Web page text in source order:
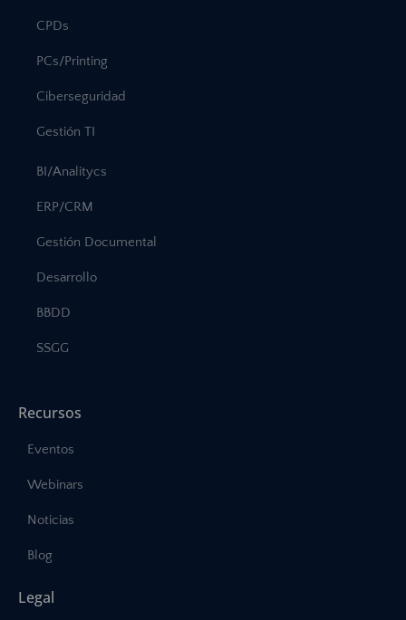
CPDs
PCs/Printing
Ciberseguridad
Gestión TI
BI/Analitycs
ERP/CRM
Gestión Documental
Desarrollo
BBDD
SSGG
Recursos
Eventos
Webinars
Noticias
Blog
Legal